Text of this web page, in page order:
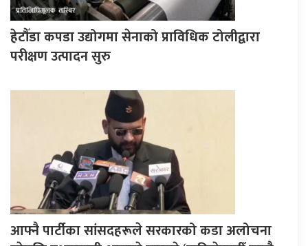
हेटौँडा कपडा उद्योगमा सेनाको प्राविधिक टोलीद्वारा
परीक्षण उत्पादन सुरु
आफ्नै पार्टीका सांसदहरूले सरकारको कडा अलोचना